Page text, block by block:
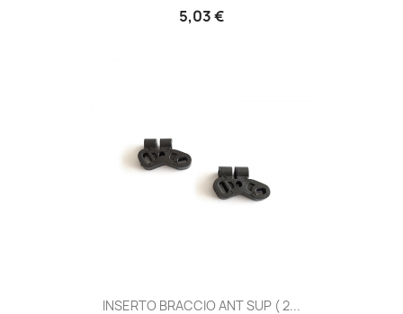
Prezzo
5,03 €
INSERTO BRACCIO ANT SUP ( 2...